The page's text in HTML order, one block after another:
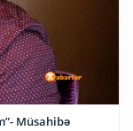
Müsahibə